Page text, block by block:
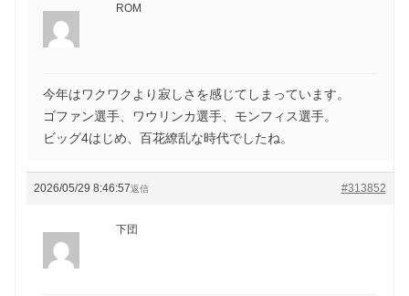
ROM
今年はワクワクより寂しさを感じてしまっています。
ゴファン選手、ワウリンカ選手、モンフィス選手。
ビッグ4はじめ、百花繚乱な時代でしたね。
2026/05/29 8:46:57 #313852
返信
下団